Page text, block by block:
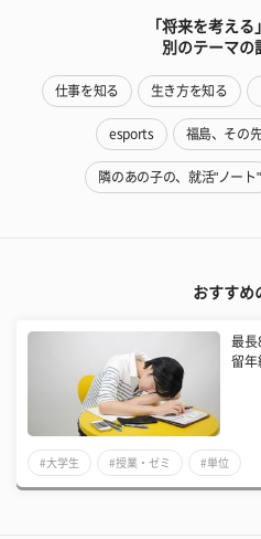
「将来を考え
別のテーマの
仕事を知る 生き方を知る
esports 福島、その
隣のあの子の、就活"ノート"
おすすめ
最
留年
#大学生 #授業・ゼミ #単位